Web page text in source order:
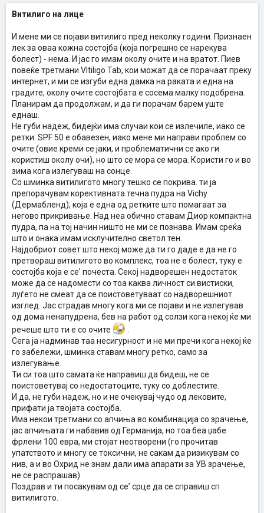
Витилиго на лице
И мене ми се појави витилиго пред неколку години. Признаен
лек за оваа кожна состојба (која погрешно се нарекува
болест) - нема. И јас го имам околу очите и на вратот. Пиев
повеќе третмани VItiligo Tab, кои можат да се порачаат преку
интернет, и ми се изгуби една дамка на раката и една на
градите, околу очите состојбата е сосема малку подобрена.
Планирам да продолжам, и да ги порачам барем уште
еднаш.
Не губи надеж, бидејќи има случаи кои се излечиле, иако се
ретки. SPF 50 е обавезен, иако мене ми направи проблем со
очите (овие креми се јаки, и проблематични се ако ги
користиш околу очи), но што се мора се мора. Користи го и во
зима кога излегуваш на сонце.
Со шминка витилигото многу тешко се покрива. ти ја
препорачувам корективната течна пудра на Vichy
(Дермабленд), која е една од ретките што помагаат за
негово прикривање. Над неа обично ставам Диор компактна
пудра, па на тој начин ништо не ми се познава. Имам среќа
што и онака имам исклучително светол тен.
Најдобриот совет што некој може да ти го даде е да не го
претвораш витилигото во комплекс, тоа не е болест, туку е
состојба која е се’ почеста. Секој надворешен недостаток
може да се надомести со тоа каква личност си вистиски,
луѓето не смеат да се поистоветуваат со надворешниот
изглед. Јас страдав многу кога ми се појави и не излегував
од дома ненапудрена, бев на работ од солзи кога некој ќе ми
речеше што ти е со очите
Сега ја надминав таа несигурност и не ми пречи кога некој ќе
го забележи, шминка ставам многу ретко, само за
излегување.
Ти си тоа што самата ќе направиш да бидеш, не се
поистоветувај со недостатоците, туку со доблестите.
И да, не губи надеж, но и не очекувај чудо од лековите,
прифати ја твојата состојба.
Има некои третмани со апчиња во комбинација со зрачење,
јас апчињата ги набавив од Германија, но тоа беа џабе
фрлени 100 евра, ми стојат неотворени (го прочитав
упатството и многу се токсични, не сакам да ризикувам со
нив, а и во Охрид не знам дали има апарати за УВ зрачење,
не се распрашав).
Поздрав и ти посакувам од се’ срце да се справиш сп
витилигото.